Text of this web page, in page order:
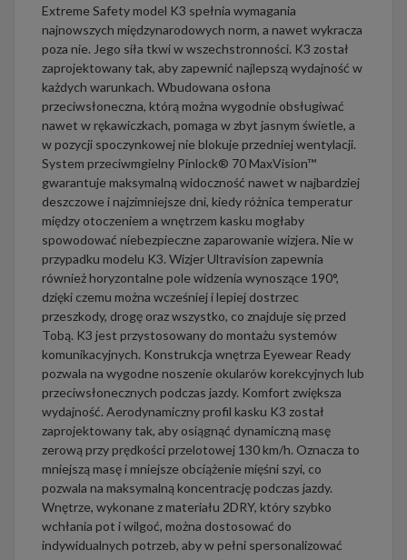
Extreme Safety model K3 spełnia wymagania
najnowszych międzynarodowych norm, a nawet wykracza
poza nie. Jego siła tkwi w wszechstronności. K3 został
zaprojektowany tak, aby zapewnić najlepszą wydajność w
każdych warunkach. Wbudowana osłona
przeciwsłoneczna, którą można wygodnie obsługiwać
nawet w rękawiczkach, pomaga w zbyt jasnym świetle, a
w pozycji spoczynkowej nie blokuje przedniej wentylacji.
System przeciwmgielny Pinlock® 70 MaxVision™
gwarantuje maksymalną widoczność nawet w najbardziej
deszczowe i najzimniejsze dni, kiedy różnica temperatur
między otoczeniem a wnętrzem kasku mogłaby
spowodować niebezpieczne zaparowanie wizjera. Nie w
przypadku modelu K3. Wizjer Ultravision zapewnia
również horyzontalne pole widzenia wynoszące 190°,
dzięki czemu można wcześniej i lepiej dostrzec
przeszkody, drogę oraz wszystko, co znajduje się przed
Tobą. K3 jest przystosowany do montażu systemów
komunikacyjnych. Konstrukcja wnętrza Eyewear Ready
pozwala na wygodne noszenie okularów korekcyjnych lub
przeciwsłonecznych podczas jazdy. Komfort zwiększa
wydajność. Aerodynamiczny profil kasku K3 został
zaprojektowany tak, aby osiągnąć dynamiczną masę
zerową przy prędkości przelotowej 130 km/h. Oznacza to
mniejszą masę i mniejsze obciążenie mięśni szyi, co
pozwala na maksymalną koncentrację podczas jazdy.
Wnętrze, wykonane z materiału 2DRY, który szybko
wchłania pot i wilgoć, można dostosować do
indywidualnych potrzeb, aby w pełni spersonalizować